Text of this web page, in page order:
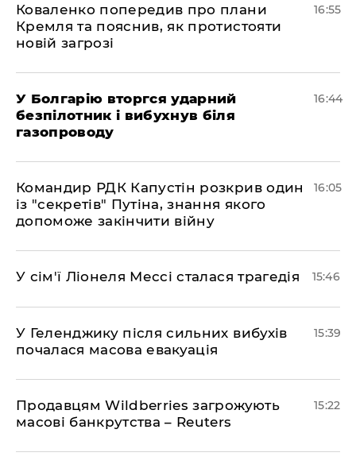
Коваленко попередив про плани
Кремля та пояснив, як протистояти
новій загрозі
16:55
У Болгарію вторгся ударний
безпілотник і вибухнув біля
газопроводу
16:44
Командир РДК Капустін розкрив один
із "секретів" Путіна, знання якого
допоможе закінчити війну
16:05
У сім'ї Ліонеля Мессі сталася трагедія 15:46
У Геленджику після сильних вибухів
почалася масова евакуація
15:39
Продавцям Wildberries загрожують
масові банкрутства – Reuters
15:22